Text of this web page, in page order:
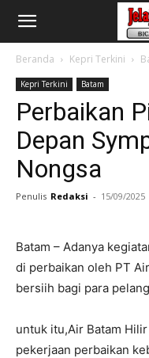
Beranda Kepri Terkini
Kepri Terkini Batam
Perbaikan
Depan
Nongsa
Penulis Redaksi - 15/09/2025
Batam – Adanya
di perbaikan oleh PT
bersiih bagi para
untuk itu,Air Batam
pekerjaan perbaikan